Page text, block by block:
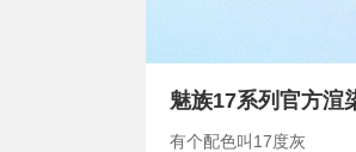
魅族17系列官方渲
有个配色叫17度灰